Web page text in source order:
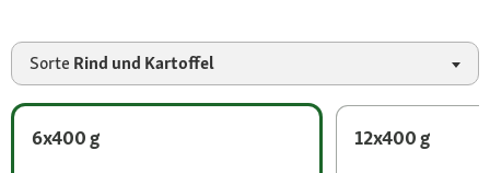
Sorte Rind und Kartoffel
6x400 g
12x400 g